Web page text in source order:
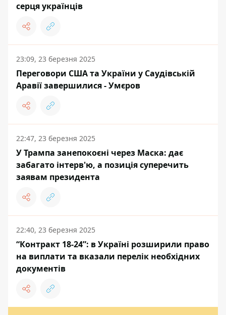
серця українців
23:09, 23 березня 2025
Переговори США та України у Саудівській
Аравії завершилися - Умєров
22:47, 23 березня 2025
У Трампа занепокоєні через Маска: дає
забагато інтерв'ю, а позиція суперечить
заявам президента
22:40, 23 березня 2025
“Контракт 18-24”: в Україні розширили право
на виплати та вказали перелік необхідних
документів